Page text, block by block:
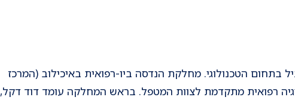
בתחום הטכנולוגי. מחלקת הנדסה ביו-רפואית באיכילוב (המרכז
רפואית מתקדמת לצוות המטפל. בראש המחלקה עומד דוד דקל,